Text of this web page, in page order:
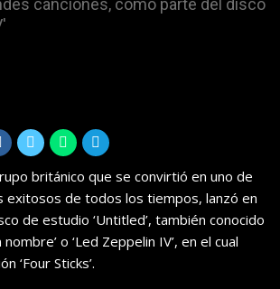
canciones, como parte del disco
británico que se convirtió en uno de
exitosos de todos los tiempos, lanzó en
de estudio ‘Untitled’, también conocido
o ‘Led Zeppelin IV’, en el cual
‘Four Sticks’.